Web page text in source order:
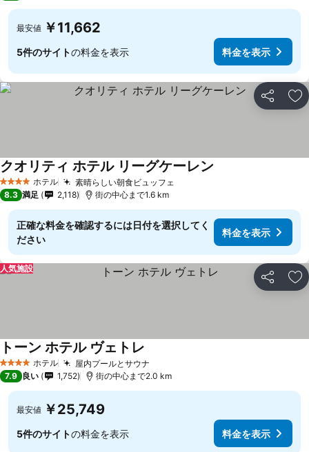
最安値 ￥11,662
5件のサイトの料金を表示 料金を表示
シェア お
4 ホテルのランク
ホテル 素晴らしい朝食ビュッフェ
クオリティ ホテル リーグケーレン
8.3 満足 2,118 街の中心まで1.6 km
正確な料金を確認するには日付を選択してく
ださい
料金を表示
シェア お
人気施設
4 ホテルのランク
ホテル 屋内プールとサウナ
トーン ホテル ヴェトレ
7.9 良い 1,752 街の中心まで2.0 km
最安値 ￥25,749
5件のサイトの料金を表示 料金を表示